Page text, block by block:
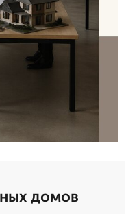
домов